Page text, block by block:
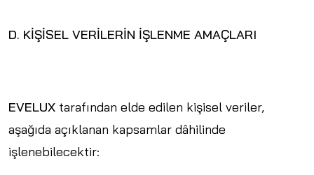
D. KİŞİSEL VERİLERİN İŞLENME AMAÇLARI
EVELUX tarafından elde edilen kişisel veriler,
aşağıda açıklanan kapsamlar dâhilinde
işlenebilecektir: